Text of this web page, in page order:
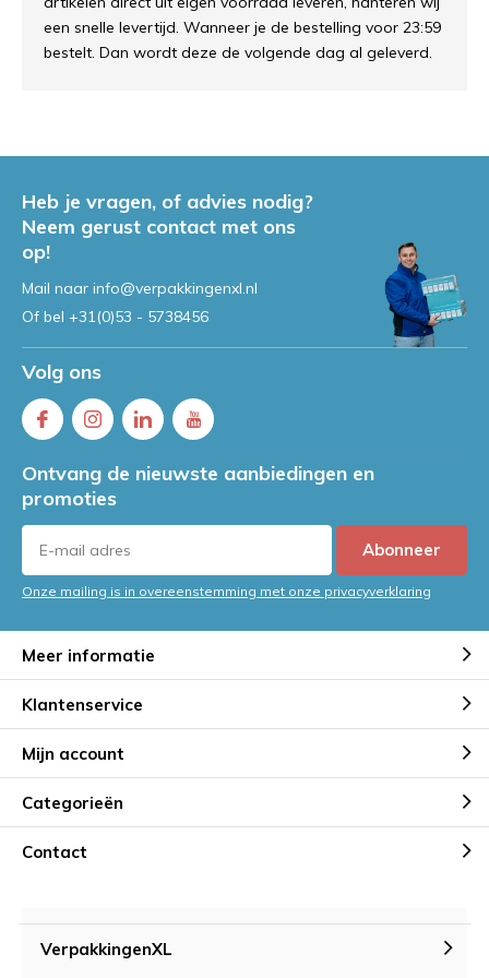
een snelle levertijd. Wanneer je de bestelling voor 23:59
bestelt. Dan wordt deze de volgende dag al geleverd.
Heb je vragen, of advies nodig?
Neem gerust contact met ons
op!
Mail naar info@verpakkingenxl.nl
Of bel +31(0)53 - 5738456
Volg ons
Ontvang de nieuwste aanbiedingen en
promoties
Abonneer
Onze mailing is in overeenstemming met onze privacyverklaring
Meer informatie
Klantenservice
Mijn account
Categorieën
Contact
VerpakkingenXL